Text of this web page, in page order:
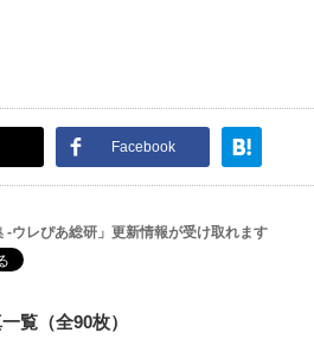
Facebook
-ウレぴあ総研」更新情報が受け取れます
覧（全90枚）